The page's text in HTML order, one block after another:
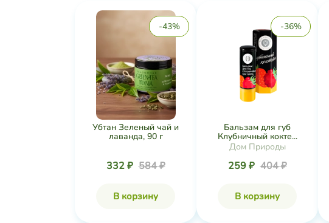
-43%
Убтан Зеленый чай и
лаванда, 90 г
332 ₽ 584 ₽
В корзину
-36%
Бальзам для губ
Клубничный кокте...
Дом Природы
259 ₽ 404 ₽
В корзину